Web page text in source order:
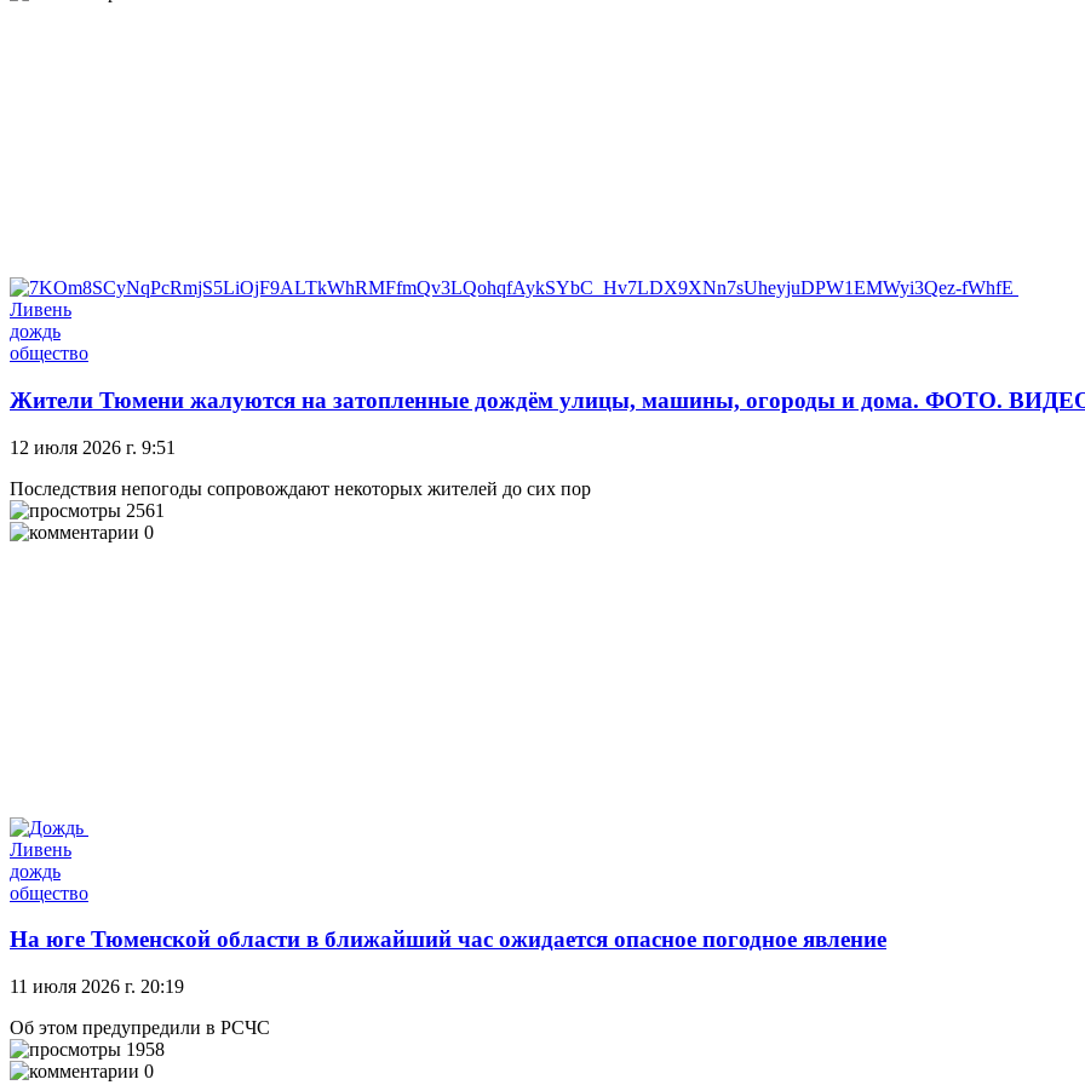
Ливень
дождь
общество
Жители Тюмени жалуются на затопленные дождём улицы, машины, огороды и дома. ФОТО.
12 июля 2026 г. 9:51
Последствия непогоды сопровождают некоторых жителей до сих пор
2561
0
Ливень
дождь
общество
На юге Тюменской области в ближайший час ожидается опасное погодное явление
11 июля 2026 г. 20:19
Об этом предупредили в РСЧС
1958
0